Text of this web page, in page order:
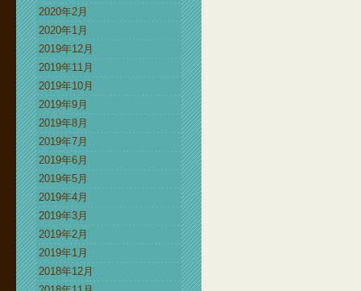
2020年2月
2020年1月
2019年12月
2019年11月
2019年10月
2019年9月
2019年8月
2019年7月
2019年6月
2019年5月
2019年4月
2019年3月
2019年2月
2019年1月
2018年12月